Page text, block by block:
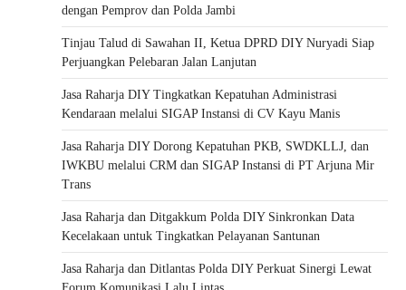
dengan Pemprov dan Polda Jambi
Tinjau Talud di Sawahan II, Ketua DPRD DIY Nuryadi Siap
Perjuangkan Pelebaran Jalan Lanjutan
Jasa Raharja DIY Tingkatkan Kepatuhan Administrasi
Kendaraan melalui SIGAP Instansi di CV Kayu Manis
Jasa Raharja DIY Dorong Kepatuhan PKB, SWDKLLJ, dan
IWKBU melalui CRM dan SIGAP Instansi di PT Arjuna Mir
Trans
Jasa Raharja dan Ditgakkum Polda DIY Sinkronkan Data
Kecelakaan untuk Tingkatkan Pelayanan Santunan
Jasa Raharja dan Ditlantas Polda DIY Perkuat Sinergi Lewat